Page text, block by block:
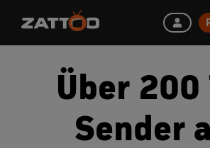
Über 200
Sender